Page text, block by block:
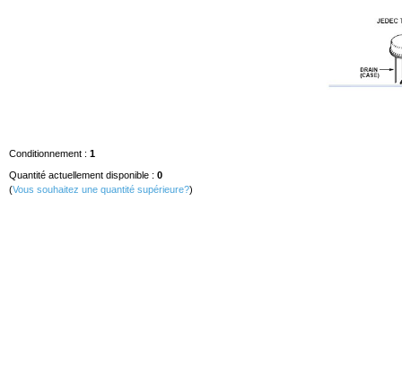
Conditionnement : 1
Quantité actuellement disponible : 0
(Vous souhaitez une quantité supérieure?)